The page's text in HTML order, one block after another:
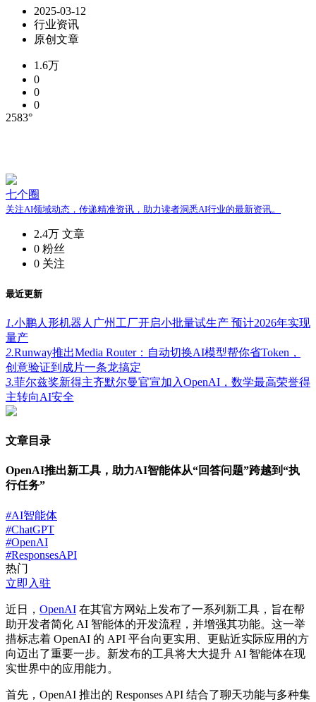
2025-03-12
行业资讯
原创文章
1.6万
0
0
0
2583°
七个圈
关注AI领域动态，传递精准资讯，助力读者洞悉AI行业的最新资讯。
2.4万 文章
0 粉丝
0 关注
最近更新
1.小鹏人形机器人广州工厂开启小批量试生产 预计2026年实现
量产
2.Runway推出Media Router：自动切换AI模型帮你省Token，
创意验证到成片一条龙搞定
3.菲尔兹奖新得主齐默尔曼官宣加入OpenAI，数学最高荣誉得
主转向AI安全
文章目录
OpenAI推出新工具，助力AI智能体从“回答问题”跨越到“执
行任务”
#AI智能体
#ChatGPT
#OpenAI
#ResponsesAPI
热门
立即入驻
近日， OpenAI 在其官方网站上发布了一系列新工具，旨在帮
助开发者简化 AI 智能体的开发流程，并增强其功能。这一举
措标志着 OpenAI 的 API 平台向更实用、更贴近实际应用的方
向迈出了重要一步。新发布的工具将大大提升 AI 智能体在现
实世界中的应用能力。
首先，OpenAI 推出的 Responses API 结合了聊天功能与多种集